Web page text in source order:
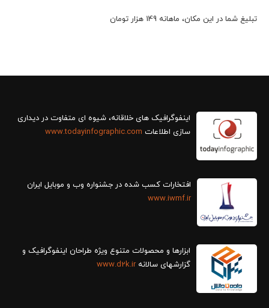
تبلیغ شما در این مکان، ماهانه 149 هزار تومان
سازی اطلاعات www.todayinfographic.com
افتخارات کسب شده در جشنواره وب و موبایل ایران
www.iwmf.ir
ابزارها و محصولات متنوع ویژه طراحان اینفوگرافیک و
گزارش‎های سالانه
www.d2k.ir